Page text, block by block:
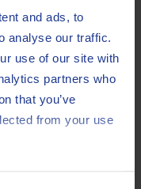
and ads, to
analyse our traffic.
use of our site with
partners who
that you’ve
from your use
olio per turbine che
l’impianto da
alla nostra
di
rapido dell’aria.